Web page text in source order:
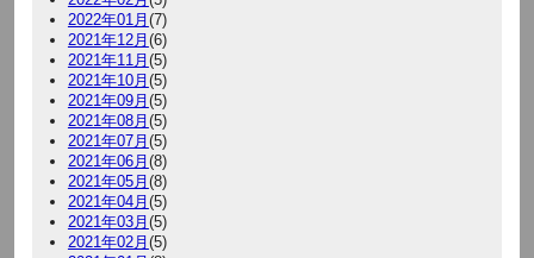
2022年01月 (7)
2021年12月 (6)
2021年11月 (5)
2021年10月 (5)
2021年09月 (5)
2021年08月 (5)
2021年07月 (5)
2021年06月 (8)
2021年05月 (8)
2021年04月 (5)
2021年03月 (5)
2021年02月 (5)